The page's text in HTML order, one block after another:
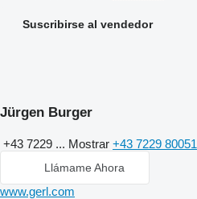
Suscribirse al vendedor
Jürgen Burger
+43 7229 ... Mostrar +43 7229 80051
Llámame Ahora
www.gerl.com